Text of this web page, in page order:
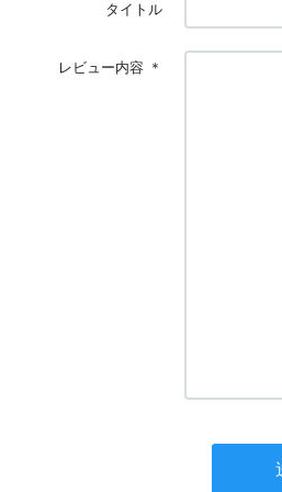
タイトル
レビュー内容 ＊